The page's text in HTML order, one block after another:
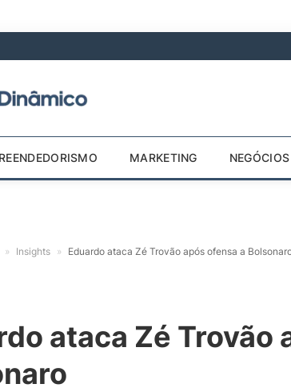
MARKETING NEGÓCIOS
» Insights » Eduardo ataca Zé Trovão após ofensa a
ataca Zé Trovão